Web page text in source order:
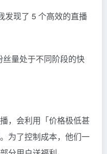
发现了 5 个高效的直播
量处于不同阶段的快
，会利用「价格极低甚
为了控制成本，他们一